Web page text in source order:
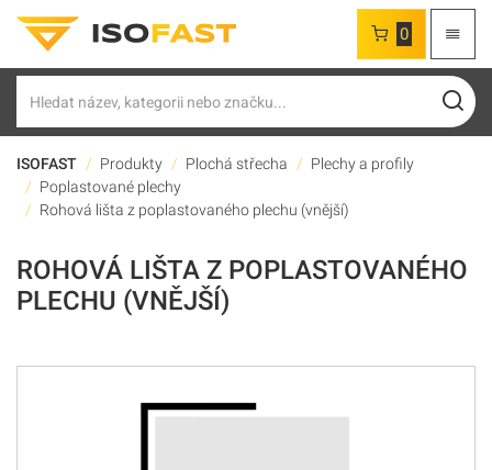
0
ISOFAST Produkty Plochá střecha
Plechy a profily
Poplastované plechy
Rohová lišta z poplastovaného plechu (vnější)
ROHOVÁ LIŠTA Z POPLASTOVANÉHO
PLECHU (VNĚJŠÍ)